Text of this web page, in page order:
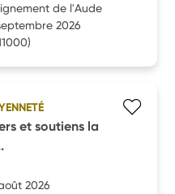
de l'Aude
2026
et soutiens la
2026